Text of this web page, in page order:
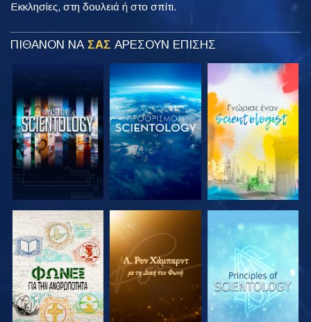
Εκκλησίες, στη δουλειά ή στο σπίτι.
ΠΙΘΑΝΟΝ ΝΑ ΣΑΣ ΑΡΕΣΟΥΝ ΕΠΙΣΗΣ
ΕΞΕΡΕΥΝΗΣΤΕ
ΤΗ ΣΕΙΡΑ
ΕΞΕΡΕΥΝΗΣΤΕ
ΤΗ ΣΕΙΡΑ
ΕΞΕΡΕΥΝΗΣΤΕ
ΤΗ ΣΕΙΡΑ